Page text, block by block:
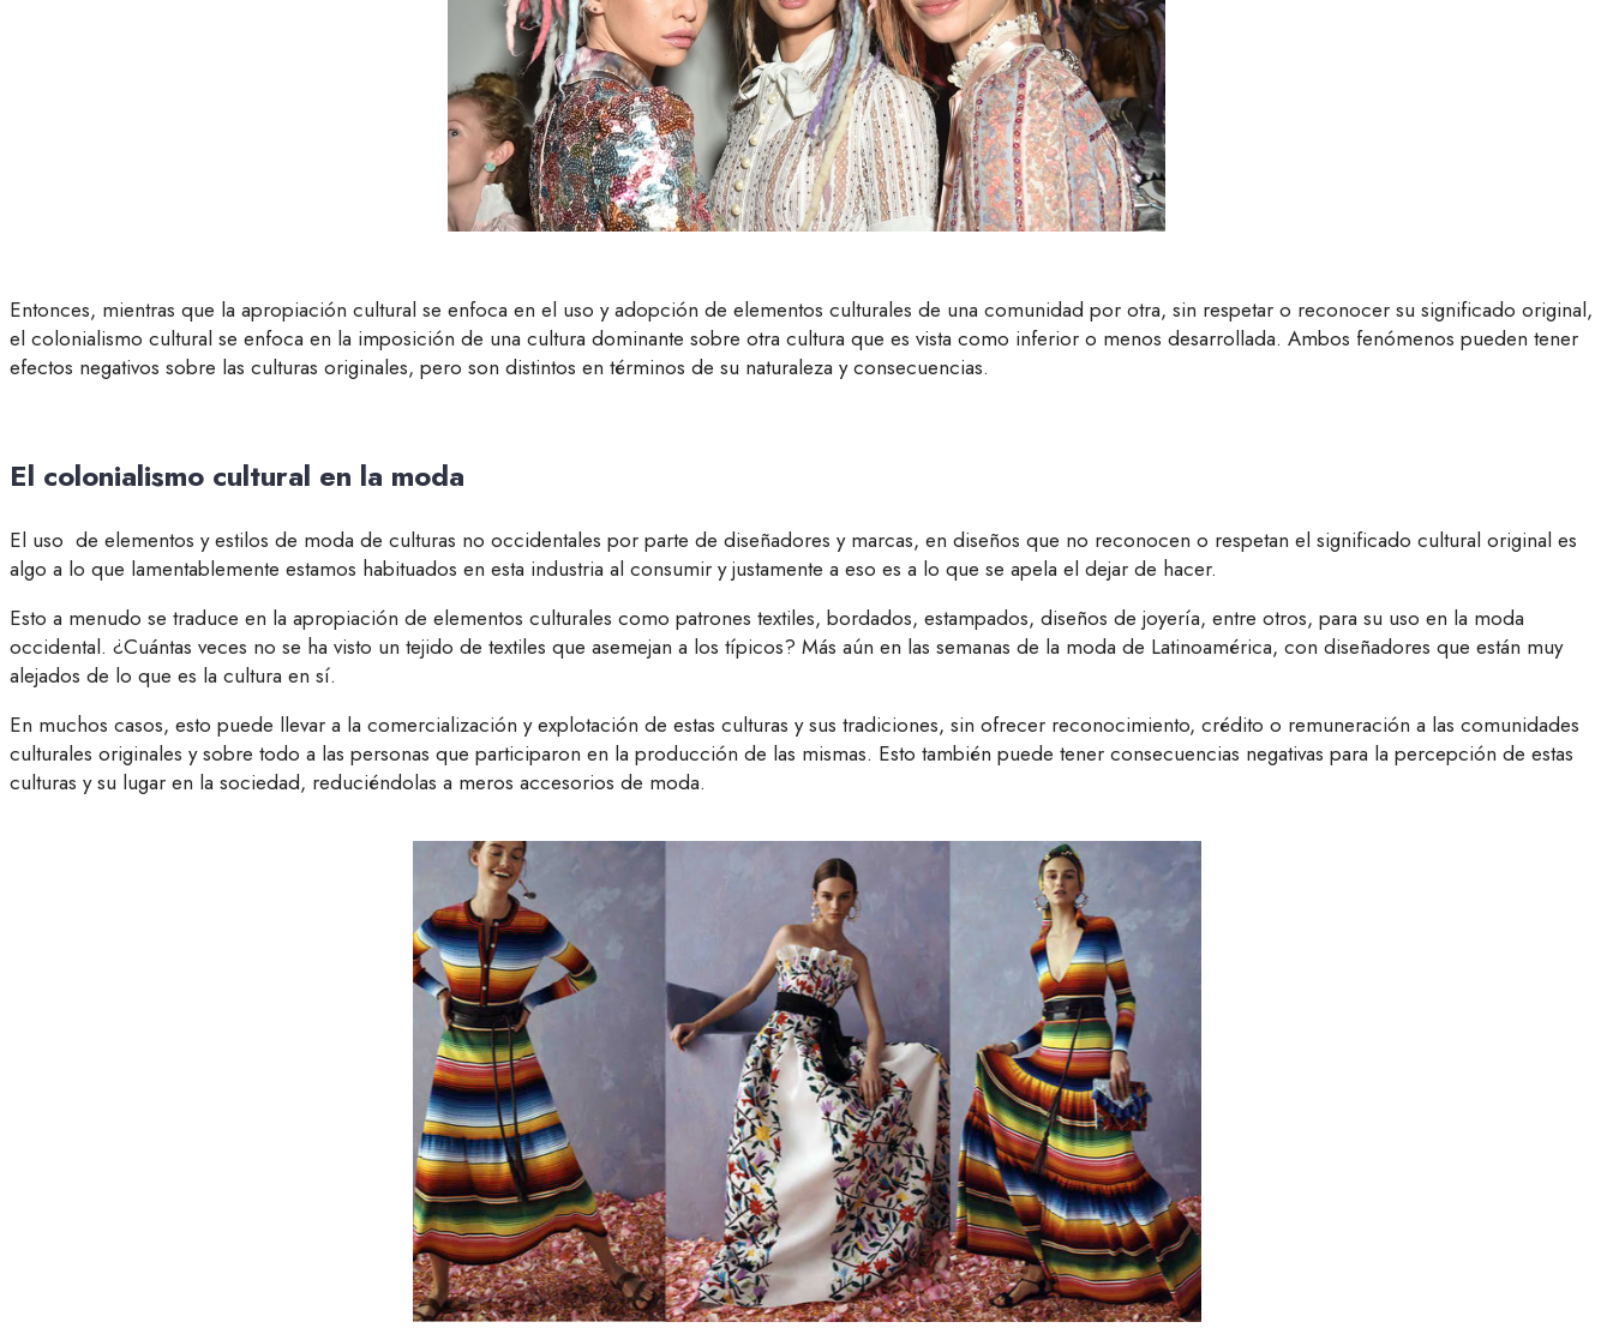
Entonces, mientras que la apropiación cultural se enfoca en el uso y adopción de elementos culturales de una comunidad por otra, sin respetar o reconocer su significado original,
el colonialismo cultural se enfoca en la imposición de una cultura dominante sobre otra cultura que es vista como inferior o menos desarrollada. Ambos fenómenos pueden tener
efectos negativos sobre las culturas originales, pero son distintos en términos de su naturaleza y consecuencias.
El colonialismo cultural en la moda
El uso de elementos y estilos de moda de culturas no occidentales por parte de diseñadores y marcas, en diseños que no reconocen o respetan el significado cultural original es
algo a lo que lamentablemente estamos habituados en esta industria al consumir y justamente a eso es a lo que se apela el dejar de hacer.
Esto a menudo se traduce en la apropiación de elementos culturales como patrones textiles, bordados, estampados, diseños de joyería, entre otros, para su uso en la moda
occidental. ¿Cuántas veces no se ha visto un tejido de textiles que asemejan a los típicos? Más aún en las semanas de la moda de Latinoamérica, con diseñadores que están muy
alejados de lo que es la cultura en sí.
En muchos casos, esto puede llevar a la comercialización y explotación de estas culturas y sus tradiciones, sin ofrecer reconocimiento, crédito o remuneración a las comunidades
culturales originales y sobre todo a las personas que participaron en la producción de las mismas. Esto también puede tener consecuencias negativas para la percepción de estas
culturas y su lugar en la sociedad, reduciéndolas a meros accesorios de moda.